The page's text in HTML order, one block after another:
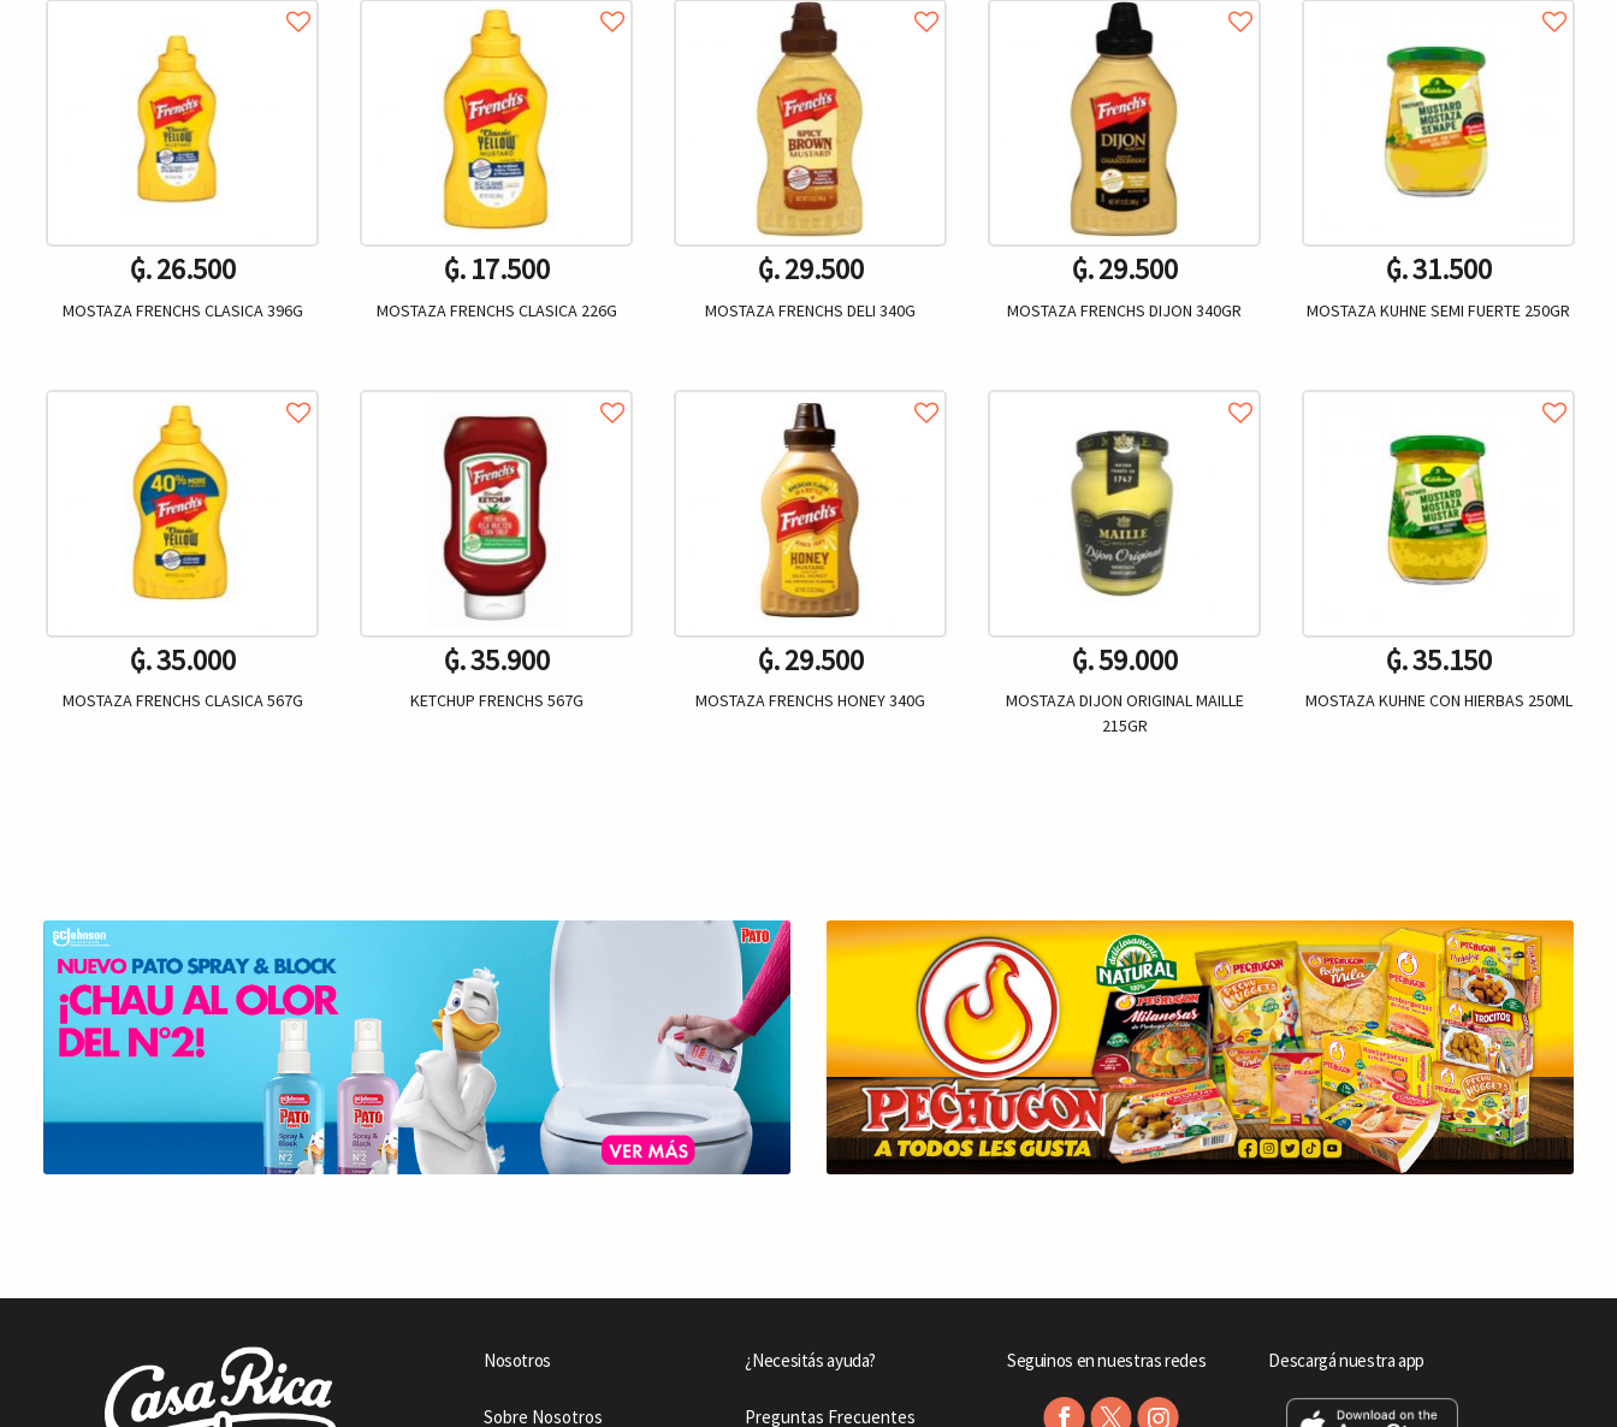
₲. 26.500
MOSTAZA FRENCHS CLASICA 396G
₲. 35.000
MOSTAZA FRENCHS CLASICA 567G
₲. 17.500
MOSTAZA FRENCHS CLASICA 226G
₲. 35.900
KETCHUP FRENCHS 567G
₲. 29.500
MOSTAZA FRENCHS DELI 340G
₲. 29.500
MOSTAZA FRENCHS HONEY 340G
₲. 29.500
MOSTAZA FRENCHS DIJON 340GR
₲. 59.000
MOSTAZA DIJON ORIGINAL MAILLE
215GR
₲. 31.500
MOSTAZA KUHNE SEMI FUERTE 250GR
₲. 35.150
MOSTAZA KUHNE CON HIERBAS 250ML
Nosotros
Sobre Nosotros
¿Necesitás ayuda?
Preguntas Frecuentes
Seguinos en nuestras redes Descargá nuestra app